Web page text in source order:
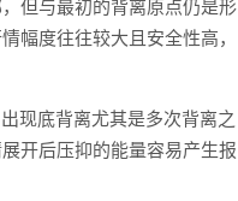
但与最初的背离原点仍是形
幅度往往较大且安全性高，
现底背离尤其是多次背离之
开后压抑的能量容易产生报